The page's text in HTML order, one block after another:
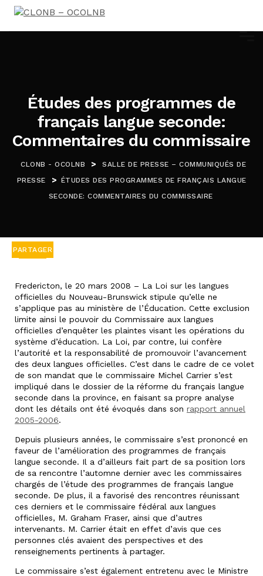
Études des programmes de
français langue seconde:
Commentaires du commissaire
CLONB - OCOLNB >
SALLE DE PRESSE – COMMUNIQUÉS DE
PRESSE
> ÉTUDES DES PROGRAMMES DE FRANÇAIS LANGUE
SECONDE: COMMENTAIRES DU COMMISSAIRE
PARTAGER
Fredericton, le 20 mars 2008 – La Loi sur les langues
officielles du Nouveau-Brunswick stipule qu’elle ne
s’applique pas au ministère de l’Éducation. Cette exclusion
limite ainsi le pouvoir du Commissaire aux langues
officielles d’enquêter les plaintes visant les opérations du
système d’éducation. La Loi, par contre, lui confère
l’autorité et la responsabilité de promouvoir l’avancement
des deux langues officielles. C’est dans le cadre de ce volet
de son mandat que le commissaire Michel Carrier s’est
impliqué dans le dossier de la réforme du français langue
seconde dans la province, en faisant sa propre analyse
dont les détails ont été évoqués dans son rapport annuel
2005-2006.
Depuis plusieurs années, le commissaire s’est prononcé en
faveur de l’amélioration des programmes de français
langue seconde. Il a d’ailleurs fait part de sa position lors
de sa rencontre l’automne dernier avec les commissaires
chargés de l’étude des programmes de français langue
seconde. De plus, il a favorisé des rencontres réunissant
ces derniers et le commissaire fédéral aux langues
officielles, M. Graham Fraser, ainsi que d’autres
intervenants. M. Carrier était en effet d’avis que ces
personnes clés avaient des perspectives et des
renseignements pertinents à partager.
Le commissaire s’est également entretenu avec le Ministre